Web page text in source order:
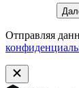
Отправляя